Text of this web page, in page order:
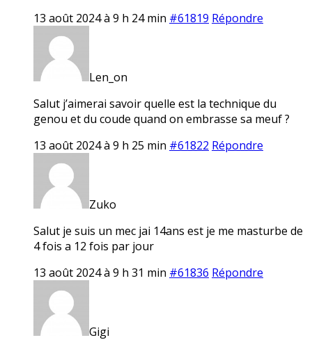
13 août 2024 à 9 h 24 min #61819 Répondre
Len_on
Salut j’aimerai savoir quelle est la technique du
genou et du coude quand on embrasse sa meuf ?
13 août 2024 à 9 h 25 min #61822 Répondre
Zuko
Salut je suis un mec jai 14ans est je me masturbe de
4 fois a 12 fois par jour
13 août 2024 à 9 h 31 min #61836 Répondre
Gigi